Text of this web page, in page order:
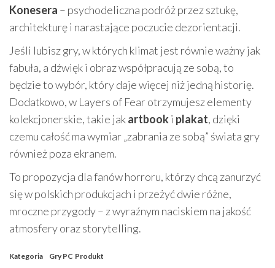
Konesera – psychodeliczna podróż przez sztukę,
architekturę i narastające poczucie dezorientacji.
Jeśli lubisz gry, w których klimat jest równie ważny jak
fabuła, a dźwięk i obraz współpracują ze sobą, to
będzie to wybór, który daje więcej niż jedną historię.
Dodatkowo, w Layers of Fear otrzymujesz elementy
kolekcjonerskie, takie jakartbooki plakat, dzięki
czemu całość ma wymiar „zabrania ze sobą” świata gry
również poza ekranem.
To propozycja dla fanów horroru, którzy chcą zanurzyć
się w polskich produkcjach i przeżyć dwie różne,
mroczne przygody – z wyraźnym naciskiem na jakość
atmosfery oraz storytelling.
Kategoria Gry PC Produkt